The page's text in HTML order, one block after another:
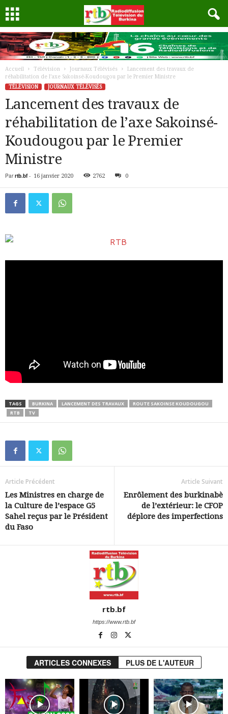
Accueil Télévision Journaux Télévisés
Lancement des travaux de
réhabilitation de l’axe Sakoinsé-Koudougou par le Premier Ministre
TÉLÉVISION
JOURNAUX TÉLÉVISÉS
Lancement des travaux de
réhabilitation de l’axe Sakoinsé-
Koudougou par le Premier
Ministre
Par rtb.bf- 16 janvier 2020 2762 0
TAGS BURKINA LANCEMENT DES TRAVAUX
ROUTE SAKOINSE KOUDOUGOU
RTB
TV
Article Précédent
Les Ministres en charge de
la Culture de l’espace G5
Sahel reçus par le Président
du Faso
Article Suivant
Enrôlement des burkinabè
de l’extérieur: le CFOP
déplore des imperfections
rtb.bf
https://www.rtb.bf
ARTICLES CONNEXES PLUS DE L'AUTEUR